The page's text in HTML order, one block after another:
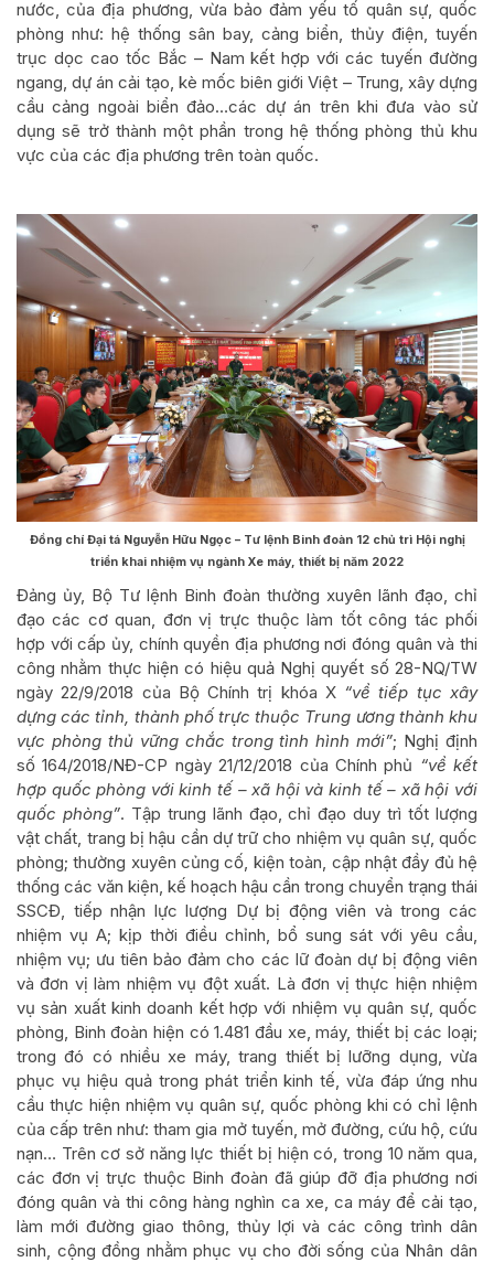
nước, của địa phương, vừa bảo đảm yếu tố quân sự, quốc
phòng như: hệ thống sân bay, cảng biển, thủy điện, tuyến
trục dọc cao tốc Bắc – Nam kết hợp với các tuyến đường
ngang, dự án cải tạo, kè mốc biên giới Việt – Trung, xây dựng
cầu cảng ngoài biển đảo…các dự án trên khi đưa vào sử
dụng sẽ trở thành một phần trong hệ thống phòng thủ khu
vực của các địa phương trên toàn quốc.
Đồng chí Đại tá Nguyễn Hữu Ngọc – Tư lệnh Binh đoàn 12 chủ trì Hội nghị
triển khai nhiệm vụ ngành Xe máy, thiết bị năm 2022
Đảng ủy, Bộ Tư lệnh Binh đoàn thường xuyên lãnh đạo, chỉ
đạo các cơ quan, đơn vị trực thuộc làm tốt công tác phối
hợp với cấp ủy, chính quyền địa phương nơi đóng quân và thi
công nhằm thực hiện có hiệu quả Nghị quyết số 28-NQ/TW
ngày 22/9/2018 của Bộ Chính trị khóa X “về tiếp tục xây
dựng các tỉnh, thành phố trực thuộc Trung ương thành khu
vực phòng thủ vững chắc trong tình hình mới”; Nghị định
số 164/2018/NĐ-CP ngày 21/12/2018 của Chính phủ “về kết
hợp quốc phòng với kinh tế – xã hội và kinh tế – xã hội với
quốc phòng”. Tập trung lãnh đạo, chỉ đạo duy trì tốt lượng
vật chất, trang bị hậu cần dự trữ cho nhiệm vụ quân sự, quốc
phòng; thường xuyên củng cố, kiện toàn, cập nhật đầy đủ hệ
thống các văn kiện, kế hoạch hậu cần trong chuyển trạng thái
SSCĐ, tiếp nhận lực lượng Dự bị động viên và trong các
nhiệm vụ A; kịp thời điều chỉnh, bổ sung sát với yêu cầu,
nhiệm vụ; ưu tiên bảo đảm cho các lữ đoàn dự bị động viên
và đơn vị làm nhiệm vụ đột xuất. Là đơn vị thực hiện nhiệm
vụ sản xuất kinh doanh kết hợp với nhiệm vụ quân sự, quốc
phòng, Binh đoàn hiện có 1.481 đầu xe, máy, thiết bị các loại;
trong đó có nhiều xe máy, trang thiết bị lưỡng dụng, vừa
phục vụ hiệu quả trong phát triển kinh tế, vừa đáp ứng nhu
cầu thực hiện nhiệm vụ quân sự, quốc phòng khi có chỉ lệnh
của cấp trên như: tham gia mở tuyến, mở đường, cứu hộ, cứu
nạn… Trên cơ sở năng lực thiết bị hiện có, trong 10 năm qua,
các đơn vị trực thuộc Binh đoàn đã giúp đỡ địa phương nơi
đóng quân và thi công hàng nghìn ca xe, ca máy để cải tạo,
làm mới đường giao thông, thủy lợi và các công trình dân
sinh, cộng đồng nhằm phục vụ cho đời sống của Nhân dân